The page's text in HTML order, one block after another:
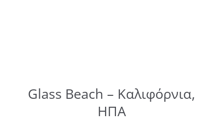
Glass Beach – Καλιφόρνια,
ΗΠΑ